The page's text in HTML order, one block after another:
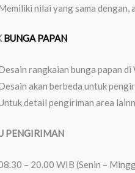
nilai yang sama dengan,
BUNGA PAPAN
rangkaian bunga papan
akan berbeda untuk
detail pengiriman area
PENGIRIMAN
– 20.00 WIB (Senin –